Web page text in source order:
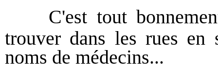
C'est tout
trouver dans les rues en
noms de médecins...